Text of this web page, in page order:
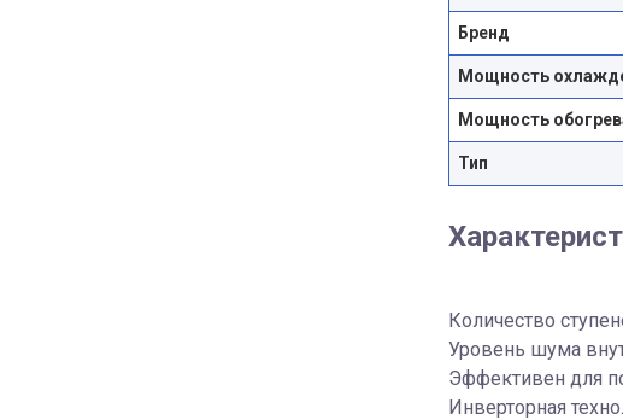
Бренд
Мощность
Мощность
Тип
Количество
Уровень шума
Эффективен для
Инверторная